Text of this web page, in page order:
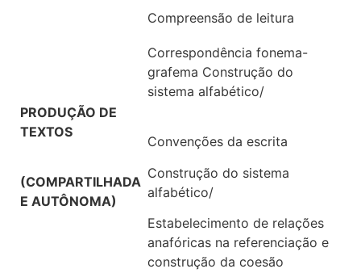
Compreensão de leitura
PRODUÇÃO DE
TEXTOS
(COMPARTILHADA
E AUTÔNOMA)
Correspondência fonema-
grafema Construção do
sistema alfabético/
Convenções da escrita
Construção do sistema
alfabético/
Estabelecimento de relações
anafóricas na referenciação e
construção da coesão